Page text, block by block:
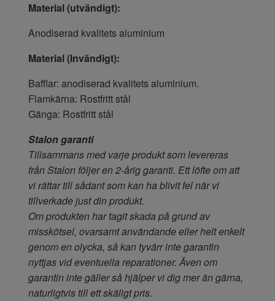
Material (utvändigt):
Anodiserad kvalitets aluminium
Material (Invändigt):
Bafflar: anodiserad kvalitets aluminium.
Flamkärna: Rostfritt stål
Gänga: Rostfritt stål
Stalon garanti
Tillsammans med varje produkt som levereras
från Stalon följer en 2-årig garanti. Ett löfte om att
vi rättar till sådant som kan ha blivit fel när vi
tillverkade just din produkt.
Om produkten har tagit skada på grund av
misskötsel, ovarsamt användande eller helt enkelt
genom en olycka, så kan tyvärr inte garantin
nyttjas vid eventuella reparationer. Även om
garantin inte gäller så hjälper vi dig mer än gärna,
naturligtvis till ett skäligt pris.